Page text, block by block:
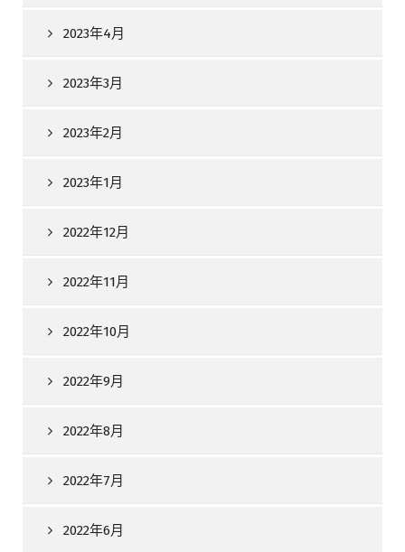
2023年4月
2023年3月
2023年2月
2023年1月
2022年12月
2022年11月
2022年10月
2022年9月
2022年8月
2022年7月
2022年6月